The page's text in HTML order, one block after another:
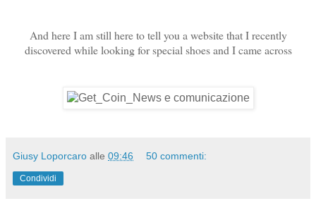
And here I am still here to tell you a website that I recently
discovered while looking for special shoes and I came across
Giusy Loporcaro alle 09:46 50 commenti:
Condividi